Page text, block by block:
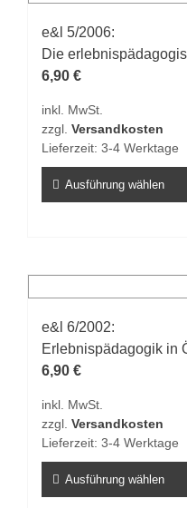
Varianten
auf.
Die
Optionen
auf
der
gewählt
werden
e&l 5/2006:
Die
6,90 €
inkl. MwSt.
zzgl. Versandkosten
Lieferzeit: 3-4 Werktage
Ausführung wählen
Varianten
auf.
Die
Optionen
auf
der
gewählt
werden
e&l 6/2002:
Erlebnispädagogik in
6,90 €
inkl. MwSt.
zzgl. Versandkosten
Lieferzeit: 3-4 Werktage
Ausführung wählen